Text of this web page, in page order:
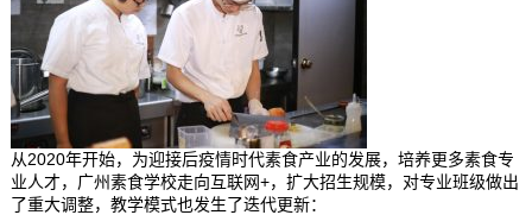
从2020年开始，为迎接后疫情时代素食产业的发展，培养更多素食专
业人才，广州素食学校走向互联网+，扩大招生规模，对专业班级做出
了重大调整，教学模式也发生了迭代更新：